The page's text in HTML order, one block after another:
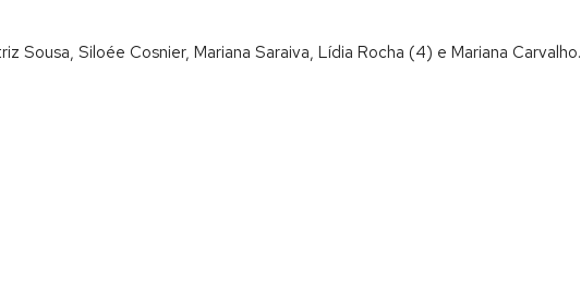
Siloée Cosnier, Mariana Saraiva, Lídia Rocha (4) e Mariana Carvalho.